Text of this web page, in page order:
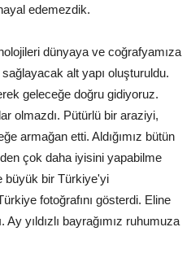
edemezdik.
dünyaya ve coğrafyamıza
alt yapı oluşturuldu.
geleceğe doğru gidiyoruz.
olmazdı. Pütürlü bir araziyi,
armağan etti. Aldığımız bütün
çok daha iyisini yapabilme
büyük bir Türkiye'yi
fotoğrafını gösterdi. Eline
Ay yıldızlı bayrağımız ruhumuza